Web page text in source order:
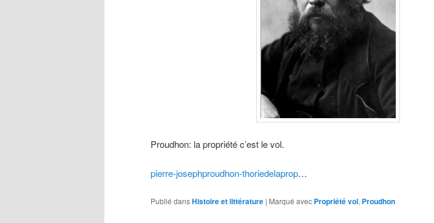
Proudhon: la propriété c’est le vol.
pierre-josephproudhon-thoriedelaprop…
Publié dansHistoire et littérature | Marqué avec Propriété vol, Proudhon